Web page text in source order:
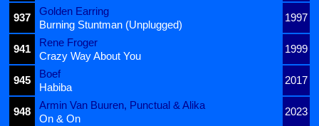
937
Golden Earring
1997
Burning Stuntman (Unplugged)
941
Rene Froger
1999
Crazy Way About You
945
Boef
2017
Habiba
948
Armin Van Buuren, Punctual & Alika
2023
On & On